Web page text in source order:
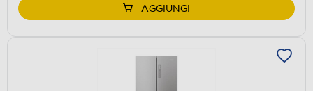
AGGIUNGI